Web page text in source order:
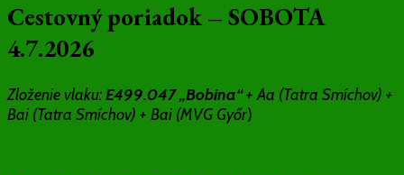
Cestovný poriadok – SOBOTA
4.7.2026
Zloženie vlaku:E499.047 „Bobina“+ Aa (Tatra Smíchov) +
Bai (Tatra Smíchov) + Bai (MVG Győr)